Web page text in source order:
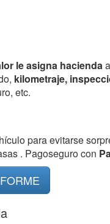
le asigna hacienda
kilometraje,
etc.
para evitarse
. Pagoseguro con